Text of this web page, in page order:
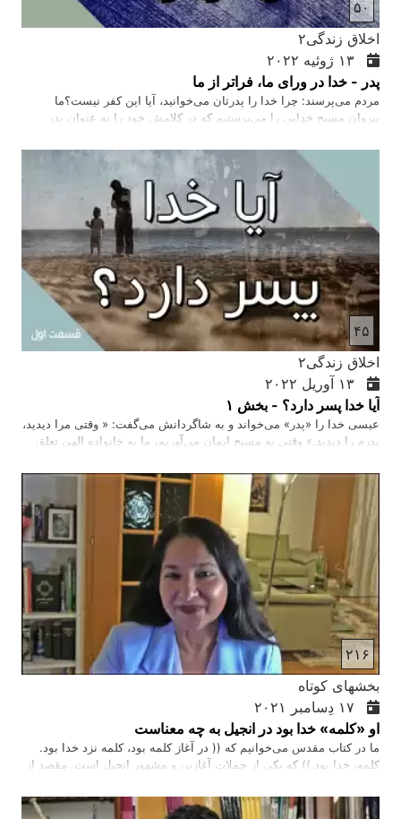
۵۰
اخلاق زندگی۲
پدر - خدا در ورای ما، فراتر از ما
مردم می‌پرسند: چرا خدا را پدرتان می‌خوانید، آیا این کفر نیست؟ما
پیروان مسیح خدایی را می‌پرستیم که در کلامش خود را به عنوان پدر
می‌دهد که این پدر بودن را طبق درک خودمان درک کنیم. پدر بودن به این
معناست که در تمام مراحل زندگی و در تمام نیازهای ما با ما باشد و ما را
تنها نمیگذارد.…
۴۵
اخلاق زندگی۲
آیا خدا پسر دارد؟ - بخش ۱
عیسی خدا را «پدر» می‌خواند و به شاگردانش می‌گفت: « وقتی مرا دیدید،
پدرم را دیدید.» وقتی به مسیح ایمان می‌آوریم، ما به خانواده الهی تعلق
می‌کند و ما،فرزندان یعنی پسران و دختران خدا می‌شویم. روح خدا با روح
ما با هم شهادت می دهند که ما فرزندان خدا هستیم.
۲۱۶
بخشهای کوتاه
او «کلمه» خدا بود در انجیل به چه معناست
ما در کتاب مقدس می‌خوانیم که (( در آغاز کلمه بود، کلمه نزد خدا بود.
کلمه، خدا بود.)) که یکی از جملات آغازین و مشهور انجیل است. مقصد از
این جمله قدرت خدا را به تصویر می‌کشد, که او جسم پوشید و در بین ما
ظاهر شد تا خداوند را بر ما بشناساند و نجات حقیقی را بر ما ببخشد.